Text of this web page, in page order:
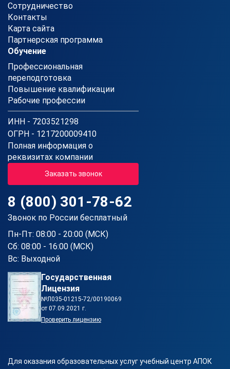
Сотрудничество
Контакты
Карта сайта
Партнерская программа
Обучение
Профессиональная
переподготовка
Повышение квалификации
Рабочие профессии
ИНН - 7203521298
ОГРН - 1217200009410
Полная информация о
реквизитах компании
Заказать звонок
8 (800) 301-78-62
Звонок по России бесплатный
Пн-Пт: 08:00 - 20:00 (МСК)
Сб: 08:00 - 16:00 (МСК)
Вс: Выходной
Государственная
Лицензия
№Л035-01215-72/00190069
от 07.09.2021 г.
Проверить лицензию
Для оказания образовательных услуг учебный центр АПОК